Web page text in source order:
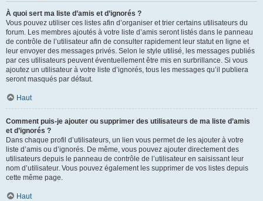
À quoi sert ma liste d’amis et d’ignorés ?
Vous pouvez utiliser ces listes afin d’organiser et trier certains utilisateurs du
forum. Les membres ajoutés à votre liste d’amis seront listés dans le panneau
de contrôle de l’utilisateur afin de consulter rapidement leur statut en ligne et
leur envoyer des messages privés. Selon le style utilisé, les messages publiés
par ces utilisateurs peuvent éventuellement être mis en surbrillance. Si vous
ajoutez un utilisateur à votre liste d’ignorés, tous les messages qu’il publiera
seront masqués par défaut.
Haut
Comment puis-je ajouter ou supprimer des utilisateurs de ma liste d’amis
et d’ignorés ?
Dans chaque profil d’utilisateurs, un lien vous permet de les ajouter à votre
liste d’amis ou d’ignorés. De même, vous pouvez ajouter directement des
utilisateurs depuis le panneau de contrôle de l’utilisateur en saisissant leur
nom d’utilisateur. Vous pouvez également les supprimer de vos listes depuis
cette même page.
Haut